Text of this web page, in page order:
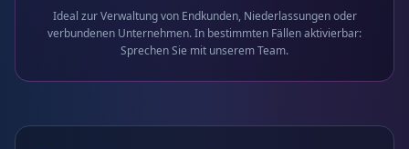
Ideal zur Verwaltung von Endkunden, Niederlassungen oder
verbundenen Unternehmen. In bestimmten Fällen aktivierbar:
Sprechen Sie mit unserem Team.